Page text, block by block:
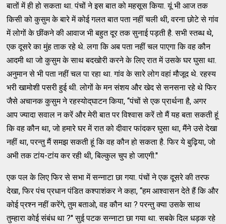
बातों में ही हो सकता था. पंचों ने इस बात को महसूस किया. यूं भी आज तक
किसी को कुसुम के बारे में कोई गलत बात पता नहीं चली थी, वरना छोटे से गांव
में लोगों के छींकने की आवाज भी बहुत दूर तक सुनाई पड़ती है. सभी स्‍तब्‍ध थे,
एक दूसरे का मुंह ताक रहे थे. लगा कि अब पता नहीं चल पाएगा कि वह कौन
आदमी था जो कुसुम के साथ बदखोरी करने के लिए रात में उसके घर घुसा था.
अनुमान से भी पता नहीं चल पा रहा था. गांव के सारे लोग वहां मौजूद थे. रहस्‍य
भरी खामोशी पसरी हुई थी. लोगों के मन संशय और खेद से सनसना रहे थे फिर
जैसे अचानक कुसुम ने रहस्‍योद्‌घाटन किया, ‘‘पंचों से एक प्रार्थना है, अगर
आप ज्‍यादा सवाल न करें और मेरी बात पर विश्‍वास करें तो मैं यह बता सकती हूं
कि वह कौन था, जो हमारे घर में रात को दीवार फांदकर घुसा था, मैंने उसे देखा
नहीं था, परन्‍तु मैं समझ सकती हूं कि वह कौन हो सकता है. फिर ये बुढ़िया, जो
अभी तक टांय-टांय कर रही थी, बिल्‍कुल चुप हो जाएगी.''
एक पल के लिए फिर से सभा में सन्‍नाटा छा गया. पंचों ने एक दूसरे की तरफ
देखा, फिर पंच प्रधान पंडित कश्‍पाशंकर ने कहा, ‘‘हम आश्‍वासन देते हैं कि और
कोई प्रश्‍न नहीं करेंगे, तुम बताओ, वह कौन था ? परन्‍तु क्‍या उसके साथ
तुम्‍हारा कोई संबंध था ?'' सुई पटक सन्‍नाटा छा गया था. सबके दिल धड़क रहे